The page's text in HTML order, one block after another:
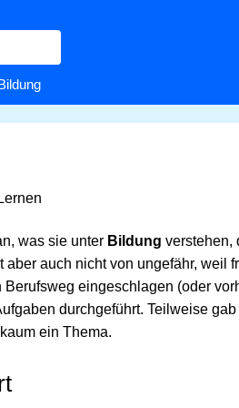
was sie unter Bildung verstehen,
auch nicht von ungefähr, weil
eingeschlagen (oder
durchgeführt. Teilweise
ein Thema.